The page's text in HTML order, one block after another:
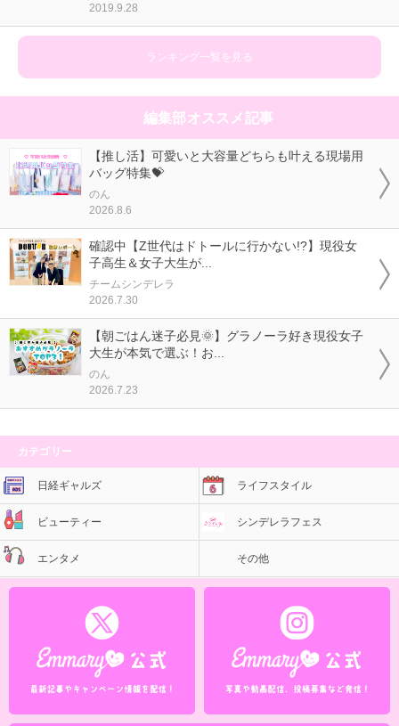
2019.9.28
ランキング一覧を見る
編集部オススメ記事
【推し活】可愛いと大容量どちらも叶える現場用
バッグ特集💝
のん
2026.8.6
確認中【Z世代はドトールに行かない!?】現役女
子高生＆女子大生が...
チームシンデレラ
2026.7.30
【朝ごはん迷子必見🌞】グラノーラ好き現役女子
大生が本気で選ぶ！お...
のん
2026.7.23
カテゴリー
日経ギャルズ ライフスタイル
ビューティー シンデレラフェス
エンタメ その他